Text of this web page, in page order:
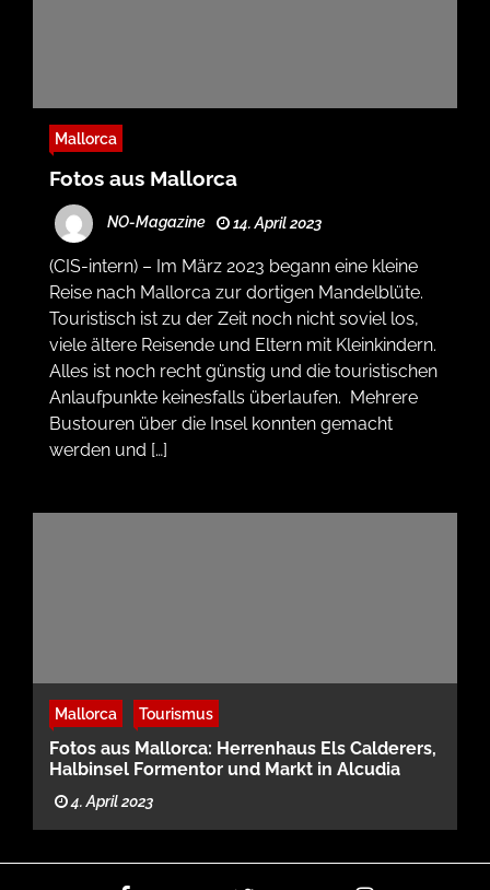
Mallorca
Fotos aus Mallorca
NO-Magazine 14. April 2023
(CIS-intern) – Im März 2023 begann eine kleine
Reise nach Mallorca zur dortigen Mandelblüte.
Touristisch ist zu der Zeit noch nicht soviel los,
viele ältere Reisende und Eltern mit Kleinkindern.
Alles ist noch recht günstig und die touristischen
Anlaufpunkte keinesfalls überlaufen. Mehrere
Bustouren über die Insel konnten gemacht
werden und […]
Mallorca Tourismus
Fotos aus Mallorca: Herrenhaus Els Calderers,
Halbinsel Formentor und Markt in Alcudia
4. April 2023